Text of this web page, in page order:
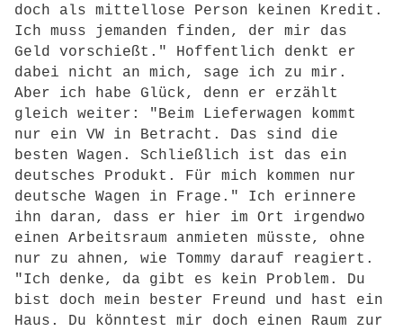
doch als mittellose Person keinen Kredit.
Ich muss jemanden finden, der mir das
Geld vorschießt." Hoffentlich denkt er
dabei nicht an mich, sage ich zu mir.
Aber ich habe Glück, denn er erzählt
gleich weiter: "Beim Lieferwagen kommt
nur ein VW in Betracht. Das sind die
besten Wagen. Schließlich ist das ein
deutsches Produkt. Für mich kommen nur
deutsche Wagen in Frage." Ich erinnere
ihn daran, dass er hier im Ort irgendwo
einen Arbeitsraum anmieten müsste, ohne
nur zu ahnen, wie Tommy darauf reagiert.
"Ich denke, da gibt es kein Problem. Du
bist doch mein bester Freund und hast ein
Haus. Du könntest mir doch einen Raum zur